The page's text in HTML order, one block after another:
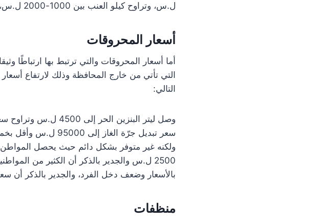
ل.س، وتراوح كيلو العنب بين 1000-2000 ل.س، والتين بين الـ 2500-3000 ل.س.
أسعار المحروقات
أما أسعار المحروقات والتي ترتبط بها ارتباطًا
التي تأتي من خارج المحافظة وذلك لارتفاع
التالي:
ولكنه غير متوفر بشكل دائم حيث يحصل المواطن
2500 ل.س والجدير بالذكر أن الكثير من
بالأسعار وضعف دخل الفرد، والجدير بالذكر أن سعر طن
منظفات